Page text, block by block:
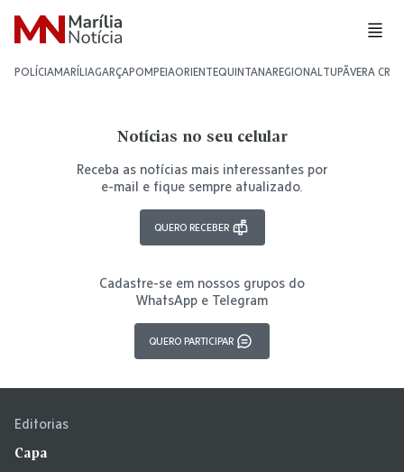
POLÍCIAMARÍLIAGARÇAPOMPEIAORIENTEQUINTANAREGIONALTUPÃVERA CRUZ
Notícias no seu celular
Receba as notícias mais interessantes por
e-mail e fique sempre atualizado.
QUERO RECEBER
Cadastre-se em nossos grupos do
WhatsApp e Telegram
QUERO PARTICIPAR
Editorias
Capa